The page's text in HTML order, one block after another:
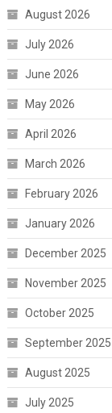
August 2026
July 2026
June 2026
May 2026
April 2026
March 2026
February 2026
January 2026
December 2025
November 2025
October 2025
September 2025
August 2025
July 2025